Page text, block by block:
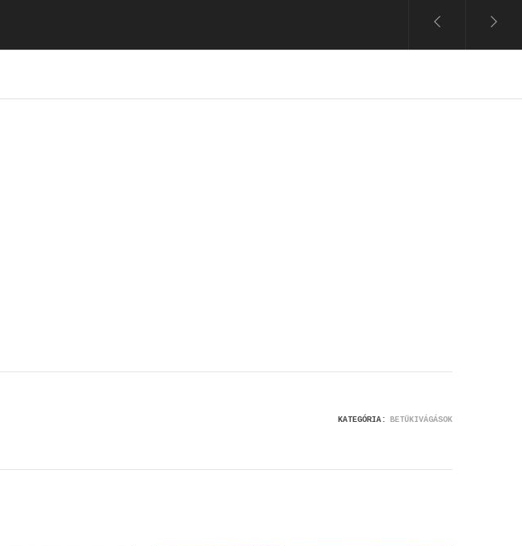
KATEGÓRIA: BETŰKIVÁGÁSOK